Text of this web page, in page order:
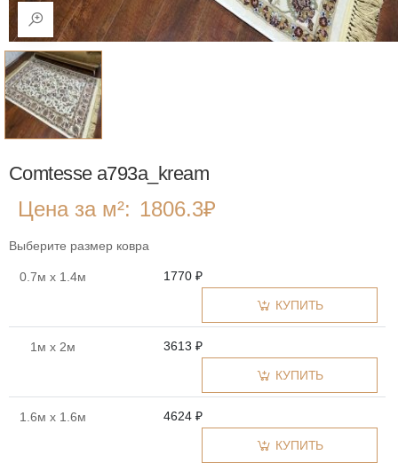
Comtesse a793a_kream
Цена за м²: 1806.3₽
Выберите размер ковра
0.7м x 1.4м 1770 ₽
КУПИТЬ
1м x 2м 3613 ₽
КУПИТЬ
1.6м x 1.6м 4624 ₽
КУПИТЬ